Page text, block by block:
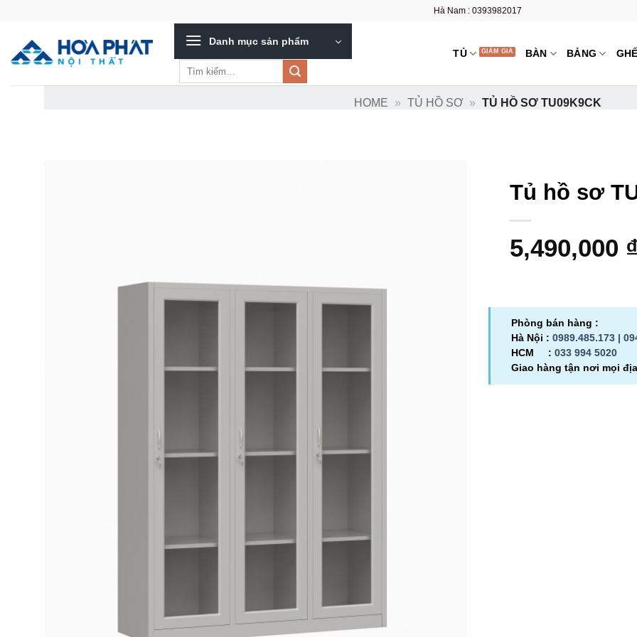
dung
Hà Nam : 0393982017
Danh mục sản phẩm
TỦ BÀN BẢNG GHẾ
HOME » TỦ HỒ SƠ » TỦ HỒ SƠ TU09K9CK
Tủ hồ sơ
5,490,000 ₫
Phòng bán hàng :
Hà Nội : 0989.485.173 |
HCM : 033 994 5020
Giao hàng tận nơi mọi